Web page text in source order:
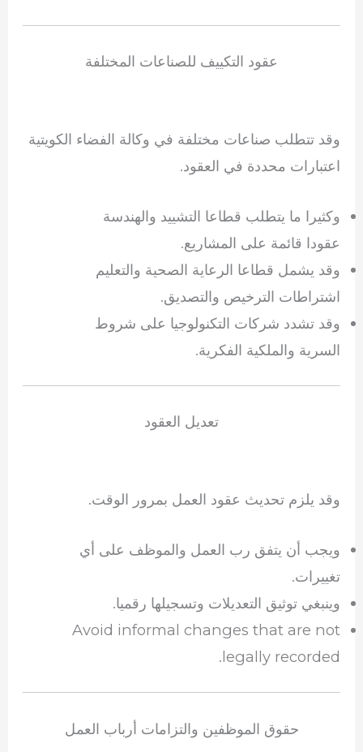
عقود التكييف للصناعات المختلفة
وقد تتطلب صناعات مختلفة في وكالة الفضاء الكويتية
اعتبارات محددة في العقود.
وكثيرا ما يتطلب قطاعا التشييد والهندسة
عقودا قائمة على المشاريع.
وقد يشمل قطاعا الرعاية الصحية والتعليم
اشتراطات الترخيص والتصديق.
وقد تشدد شركات التكنولوجيا على شروط
السرية والملكية الفكرية.
تعديل العقود
وقد يلزم تحديث عقود العمل بمرور الوقت.
ويجب أن يتفق رب العمل والموظف على أي
تغييرات.
وينبغي توثيق التعديلات وتسجيلها رقميا.
Avoid informal changes that are not
legally recorded.
حقوق الموظفين والتزامات أرباب العمل